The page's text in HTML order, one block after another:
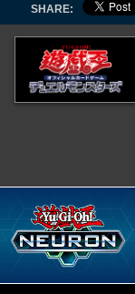
SHARE: